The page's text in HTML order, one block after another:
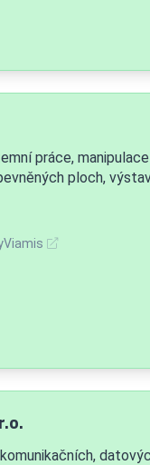
práce,
ploch,